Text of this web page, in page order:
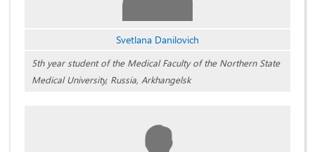
Svetlana Danilovich
5th year student of the Medical Faculty of the Northern State
Medical University, Russia, Arkhangelsk